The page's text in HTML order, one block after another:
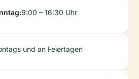
9:00 – 16:30 Uhr
und an Feiertagen